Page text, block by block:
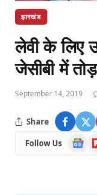
झारखंड
लेवी के लिए
जेसीबी में
September 14, 2019
Share
Follow Us
Google
News